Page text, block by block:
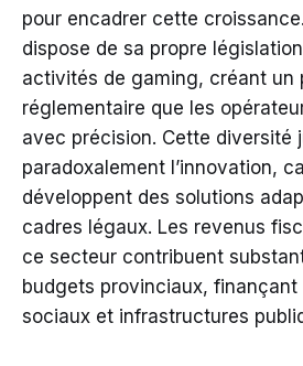
pour encadrer cette
dispose de sa propre
activités de gaming, créant un
réglementaire que les
avec précision. Cette diversité
paradoxalement l’innovation,
développent des solutions
cadres légaux. Les revenus
ce secteur contribuent
budgets provinciaux, finançant
sociaux et infrastructures